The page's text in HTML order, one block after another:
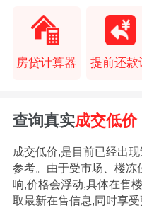
房贷计算器 提前还款
查询真实成交低价
成交低价,是目前已经出
参考。由于受市场、楼冻
响,价格会浮动,具体在售
取最新在售信息,同时享受